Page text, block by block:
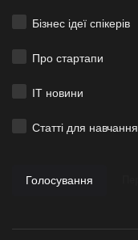
Бізнес ідеї спікерів
Про стартапи
ІТ новини
Статті для навчання
Голосування